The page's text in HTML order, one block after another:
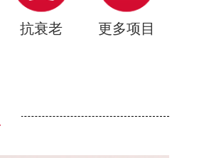
抗衰老 更多项目